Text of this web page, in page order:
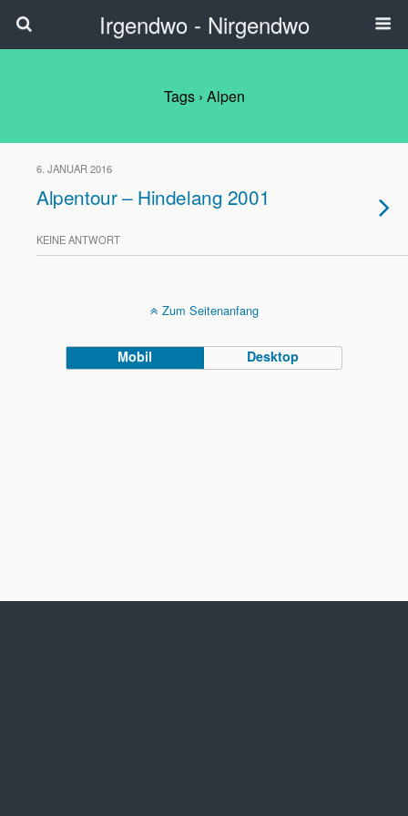
Irgendwo - Nirgendwo
Tags › Alpen
6. JANUAR 2016
Alpentour – Hindelang 2001
KEINE ANTWORT
Zum Seitenanfang
Mobil Desktop